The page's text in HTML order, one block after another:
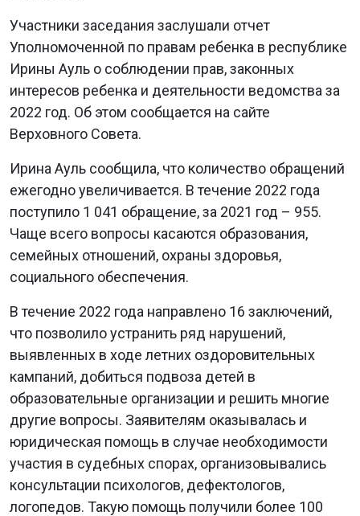
Участники заседания заслушали отчет
Уполномоченной по правам ребенка в республике
Ирины Ауль о соблюдении прав, законных
интересов ребенка и деятельности ведомства за
2022 год. Об этом сообщается на сайте
Верховного Совета.
Ирина Ауль сообщила, что количество обращений
ежегодно увеличивается. В течение 2022 года
поступило 1 041 обращение, за 2021 год – 955.
Чаще всего вопросы касаются образования,
семейных отношений, охраны здоровья,
социального обеспечения.
В течение 2022 года направлено 16 заключений,
что позволило устранить ряд нарушений,
выявленных в ходе летних оздоровительных
кампаний, добиться подвоза детей в
образовательные организации и решить многие
другие вопросы. Заявителям оказывалась и
юридическая помощь в случае необходимости
участия в судебных спорах, организовывались
консультации психологов, дефектологов,
логопедов. Такую помощь получили более 100